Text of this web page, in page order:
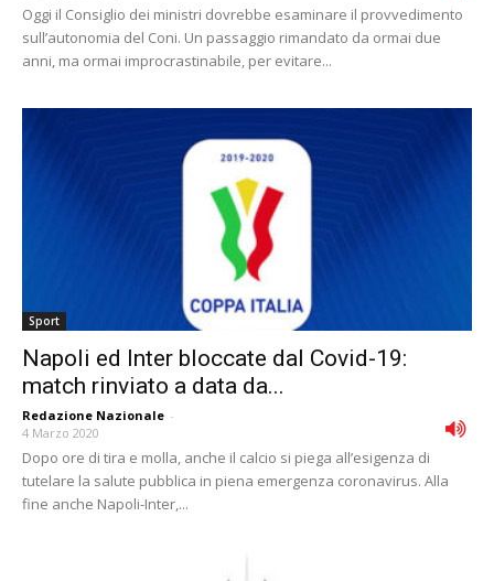
Oggi il Consiglio dei ministri dovrebbe esaminare il provvedimento
sull’autonomia del Coni. Un passaggio rimandato da ormai due
anni, ma ormai improcrastinabile, per evitare...
Sport
Napoli ed Inter bloccate dal Covid-19:
match rinviato a data da...
Redazione Nazionale -
4 Marzo 2020
Dopo ore di tira e molla, anche il calcio si piega all’esigenza di
tutelare la salute pubblica in piena emergenza coronavirus. Alla
fine anche Napoli-Inter,...